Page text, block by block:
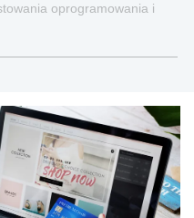
oprogramowania i